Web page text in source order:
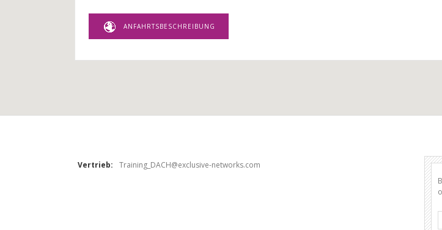
ANFAHRTSBESCHREIBUNG
Vertrieb:
Training_DACH@exclusive-networks.com